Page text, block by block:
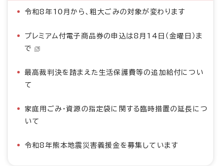
令和8年10月から、粗大ごみの対象が変わります
プレミアム付電子商品券の申込は8月14日（金曜日）ま
で
最高裁判決を踏まえた生活保護費等の追加給付につい
て
家庭用ごみ・資源の指定袋に関する臨時措置の延長につ
いて
令和8年熊本地震災害義援金を募集しています